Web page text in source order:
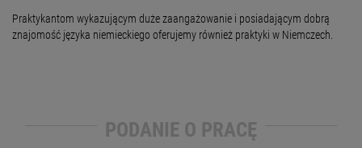
Praktykantom wykazującym duże zaangażowanie i posiadającym dobrą
znajomość języka niemieckiego oferujemy również praktyki w Niemczech.
PODANIE O PRACĘ